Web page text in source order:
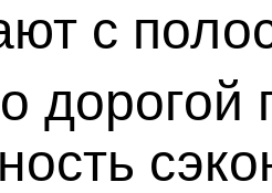
с
дорогой